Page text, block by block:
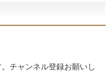
チャンネル登録お願いし